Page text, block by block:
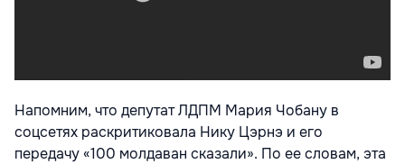
Напомним, что депутат ЛДПМ Мария Чобану в
соцсетях раскритиковала Нику Цэрнэ и его
передачу «100 молдаван сказали». По ее словам, эта